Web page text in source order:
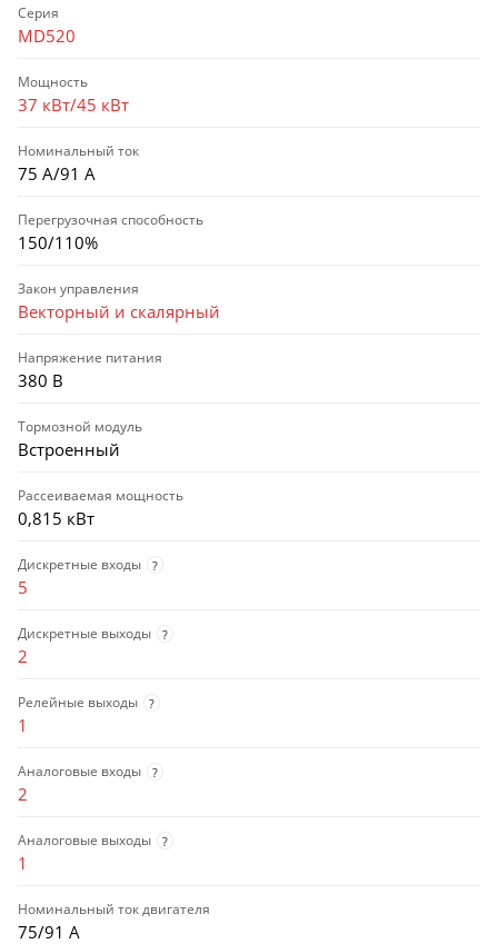
Серия
MD520
Мощность
37 кВт/45 кВт
Номинальный ток
75 А/91 А
Перегрузочная способность
150/110%
Закон управления
Векторный и скалярный
Напряжение питания
380 В
Тормозной модуль
Встроенный
Рассеиваемая мощность
0,815 кВт
Дискретные входы ?
5
Дискретные выходы ?
2
Релейные выходы ?
1
Аналоговые входы ?
2
Аналоговые выходы ?
1
Номинальный ток двигателя
75/91 А